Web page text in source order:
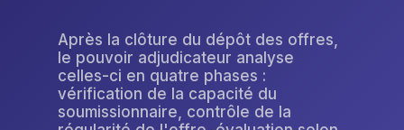
Après la clôture du dépôt des offres,
le pouvoir adjudicateur analyse
celles-ci en quatre phases :
vérification de la capacité du
soumissionnaire, contrôle de la